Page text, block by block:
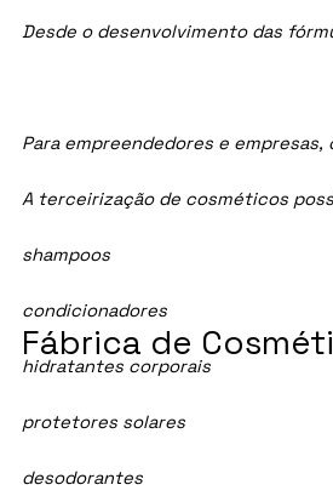
Desde o desenvolvimento das
Para empreendedores e
A terceirização de cosméticos
shampoos
condicionadores
hidratantes corporais
protetores solares
desodorantes
Fábrica de